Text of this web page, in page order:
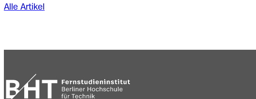
Alle Artikel